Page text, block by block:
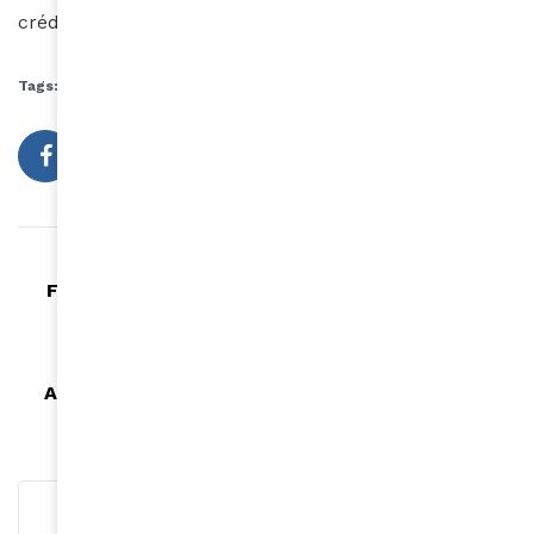
crédit photos Christiane Taubira: JP Parienté
Tags:
Flavia Coelho chante son « bossa Muffin » au
Accusé de violence envers sa danseuse, Koffi